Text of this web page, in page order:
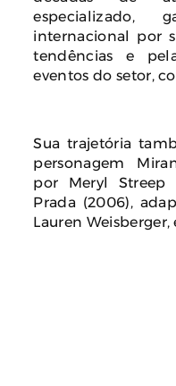
especializado,
internacional por
tendências e
eventos do setor,
Sua trajetória
personagem
por Meryl
Prada (2006),
Lauren Weisberger,